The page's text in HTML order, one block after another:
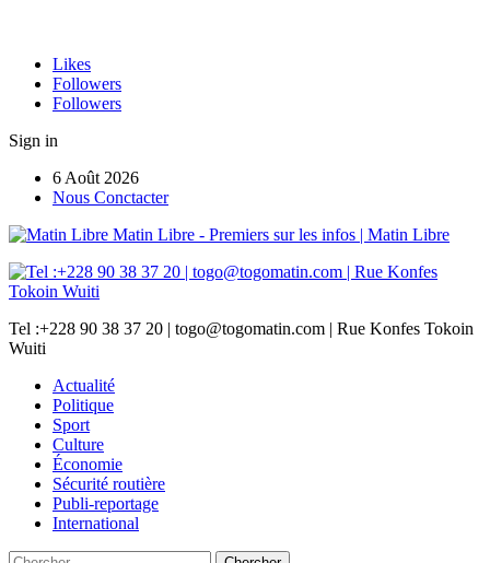
Likes
Followers
Followers
Sign in
6 Août 2026
Nous Conctacter
Matin Libre - Premiers sur les infos | Matin Libre
Tel :+228 90 38 37 20 | togo@togomatin.com | Rue Konfes Tokoin
Wuiti
Actualité
Politique
Sport
Culture
Économie
Sécurité routière
Publi-reportage
International